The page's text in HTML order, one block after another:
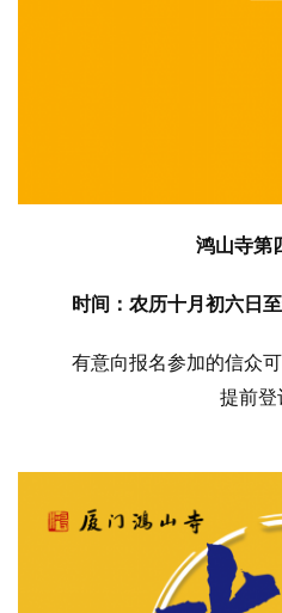
鸿山寺第
时间：农历十月初六日
有意向报名参加的信众
提前登